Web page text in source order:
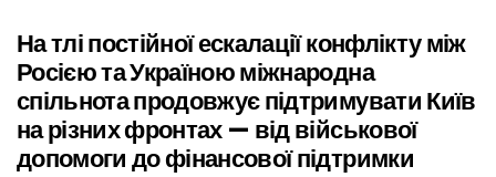
На тлі постійної ескалації конфлікту між
Росією та Україною міжнародна
спільнота продовжує підтримувати Київ
на різних фронтах — від військової
допомоги до фінансової підтримки